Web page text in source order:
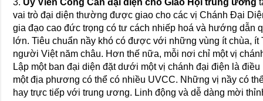
vai trò đại diện thường được giao cho các vị Chánh Đại
gia đạo cao đức trọng có tư cách nhiếp hoá và hướng dẫn
lớn. Tiêu chuẩn nầy khó có được với những vùng ít chùa,
người Việt năm châu. Hơn thế nữa, mỗi nơi chỉ một vị
Lập một ban đại diện đặt dưới một vị chánh đại điện là
một địa phương có thể có nhiều UVCC. Những vị nầy có
hay trực tiếp với trung ương. Linh động và dễ dàng mời